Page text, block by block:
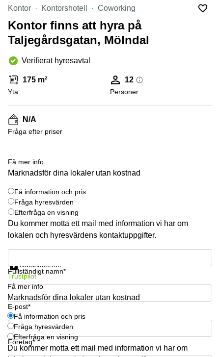
Virtuellt
Sollentuna
Vasastan
Östermalm
Kontor
Malmö
Huddinge
Lediga
lokaler
Hisingen
lokaler
Hägersten
Kontor Kontorshotell Coworking
Kontor finns att hyra på
Taljegårdsgatan, Mölndal
Verifierat hyresavtal
175 m²
Yta
12
Personer
N/A
Fråga efter priser
Få mer info
Marknadsför dina lokaler utan kostnad
Få information och pris
Fråga hyresvärden
Efterfråga en visning
Du kommer motta ett mail med information vi har om
lokalen och hyresvärdens kontaktuppgifter.
Fullständigt namn*
E-post*
Företag*
Datasäkerhet
Trustpilot
Få mer info
Marknadsför dina lokaler utan kostnad
Få information och pris
Fråga hyresvärden
Efterfråga en visning
Du kommer motta ett mail med information vi har om